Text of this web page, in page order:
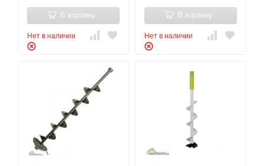
В корзину
Нет в наличии
В корзину
Нет в наличии